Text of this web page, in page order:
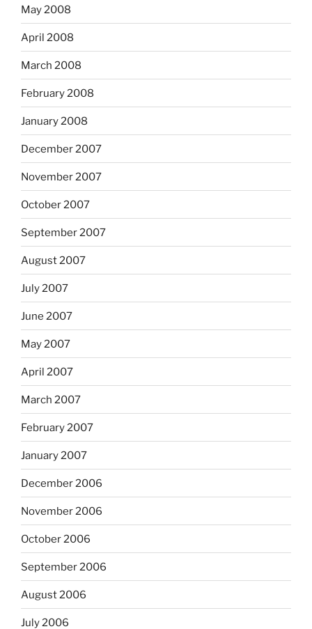
May 2008
April 2008
March 2008
February 2008
January 2008
December 2007
November 2007
October 2007
September 2007
August 2007
July 2007
June 2007
May 2007
April 2007
March 2007
February 2007
January 2007
December 2006
November 2006
October 2006
September 2006
August 2006
July 2006